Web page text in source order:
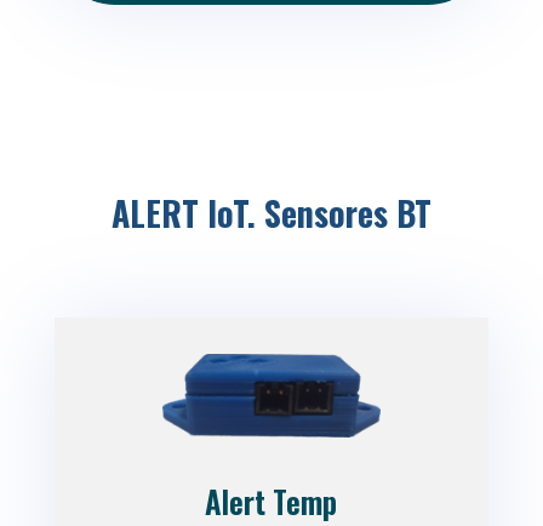
ALERT IoT. Sensores BT
Alert Temp